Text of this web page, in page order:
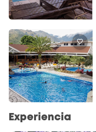
Experiencia